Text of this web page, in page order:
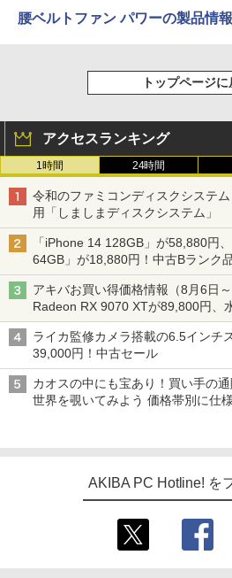
腰ベルトファン パワーの製品情報
トップページに
アクセスランキング
1時間 24時間
令和のファミコンディスクシステ
用「しましまディスクシステム」
「iPhone 14 128GB」が58,880円
64GB」が18,880円！中古Bランク
アキバお買い得価格情報（8月6日
Radeon RX 9070 XTが89,800円、
型モニターが9,801円、暑さ指数連
ライカ監修カメラ搭載の6.5インチ
39,000円！中古セール
カオスの中にも宝あり！買い手の
世界を覗いてみよう 価格帯別に仕
AKIBA PC Hotline! を